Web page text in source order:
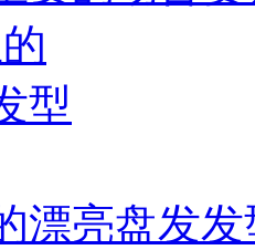
漂亮盘发